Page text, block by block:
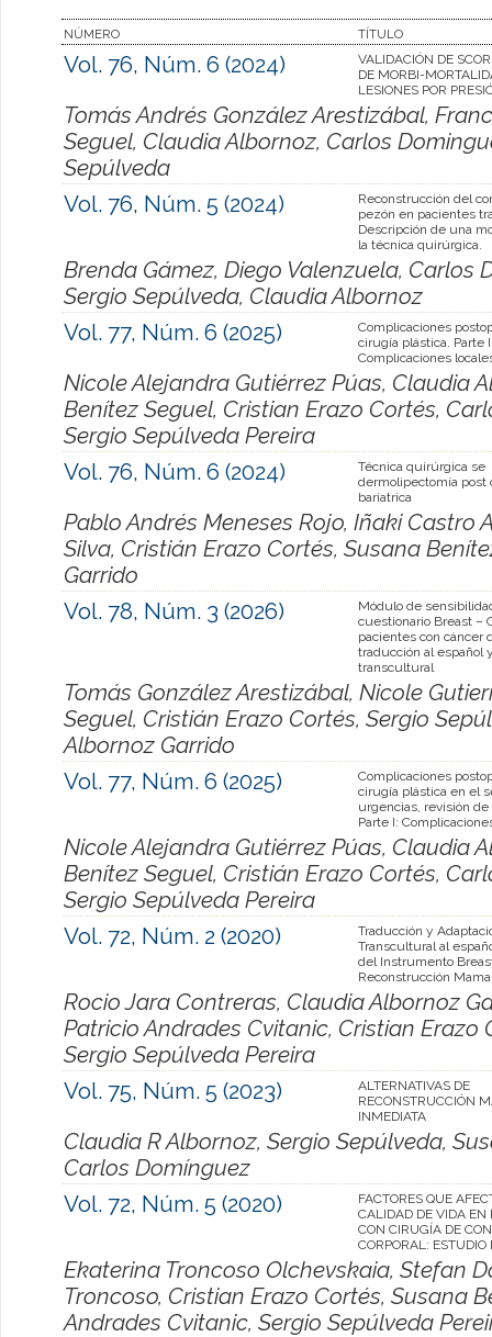
NÚMERO TÍTULO
Vol. 76, Núm. 6 (2024)
VALIDACIÓN DE
DE MORBI-
LESIONES POR
Tomás Andrés González Arestizábal,
Seguel, Claudia Albornoz, Carlos
Sepúlveda
Vol. 76, Núm. 5 (2024)
Reconstrucción del
pezón en pacientes
Descripción de una
la técnica quirúrgica.
Brenda Gámez, Diego Valenzuela, Carlos
Sergio Sepúlveda, Claudia Albornoz
Vol. 77, Núm. 6 (2025)
Complicaciones
cirugía plástica. Parte
Complicaciones
Nicole Alejandra Gutiérrez Púas, Claudia
Benítez Seguel, Cristian Erazo Cortés,
Sergio Sepúlveda Pereira
Vol. 76, Núm. 6 (2024)
Técnica quirúrgica se
dermolipectomía post
bariatrica
Pablo Andrés Meneses Rojo, Iñaki Castro
Silva, Cristián Erazo Cortés, Susana
Garrido
Vol. 78, Núm. 3 (2026)
Módulo de
cuestionario Breast –
pacientes con cáncer
traducción al español
transcultural
Tomás González Arestizábal, Nicole
Seguel, Cristián Erazo Cortés, Sergio
Albornoz Garrido
Vol. 77, Núm. 6 (2025)
Complicaciones
cirugía plástica en el
urgencias, revisión
Parte I:
Nicole Alejandra Gutiérrez Púas, Claudia
Benítez Seguel, Cristián Erazo Cortés,
Sergio Sepúlveda Pereira
Vol. 72, Núm. 2 (2020)
Traducción y
Transcultural al
del Instrumento
Reconstrucción
Rocio Jara Contreras, Claudia Albornoz
Patricio Andrades Cvitanic, Cristian Erazo
Sergio Sepúlveda Pereira
Vol. 75, Núm. 5 (2023)
ALTERNATIVAS DE
RECONSTRUCCIÓN
INMEDIATA
Claudia R Albornoz, Sergio Sepúlveda,
Carlos Domínguez
Vol. 72, Núm. 5 (2020)
FACTORES QUE
CALIDAD DE VIDA EN
CON CIRUGÍA DE
CORPORAL: ESTUDIO
Ekaterina Troncoso Olchevskaia, Stefan
Troncoso, Cristian Erazo Cortés, Susana
Andrades Cvitanic, Sergio Sepúlveda